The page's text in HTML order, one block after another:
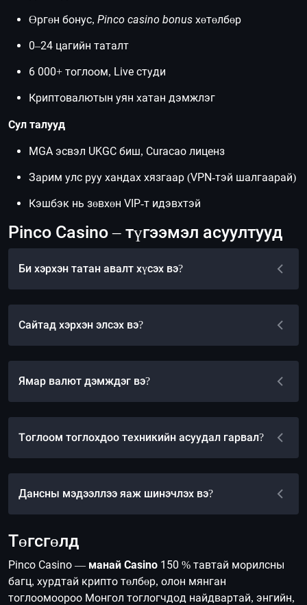
Өргөн бонус, Pinco casino bonus хөтөлбөр
0–24 цагийн таталт
6 000+ тоглоом, Live студи
Криптовалютын уян хатан дэмжлэг
Сул талууд
MGA эсвэл UKGC биш, Curacao лиценз
Зарим улс руу хандах хязгаар (VPN-тэй шалгаарай)
Кэшбэк нь зөвхөн VIP-т идэвхтэй
Pinco Casino – түгээмэл асуултууд
Би хэрхэн татан авалт хүсэх вэ?
Сайтад хэрхэн элсэх вэ?
Ямар валют дэмждэг вэ?
Тоглоом тоглохдоо техникийн асуудал гарвал?
Дансны мэдээллээ яаж шинэчлэх вэ?
Төгсгөлд
Pinco Casino — манай Casino 150 % тавтай морилсны
багц, хурдтай крипто төлбөр, олон мянган
тоглоомоороо Монгол тоглогчдод найдвартай, энгийн,